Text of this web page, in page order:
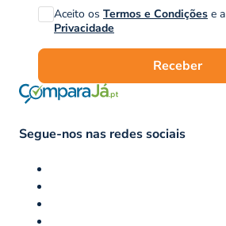
Aceito os Termos e Condições e a
Privacidade
Receber
Segue-nos nas redes sociais